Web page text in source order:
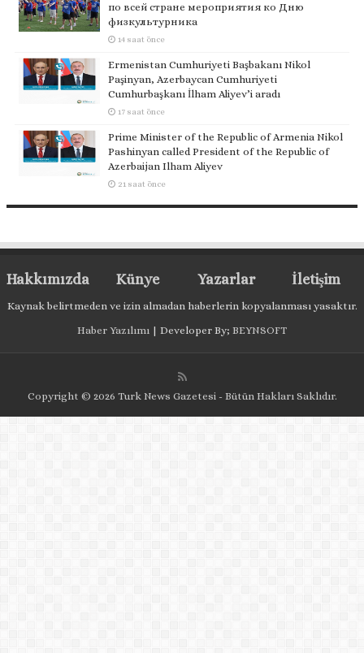
по всей стране мероприятия ко Дню
физкультурника
14 saat önce
Ermenistan Cumhuriyeti Başbakanı Nikol
Paşinyan, Azerbaycan Cumhuriyeti
Cumhurbaşkanı İlham Aliyev’i aradı
17 saat önce
Prime Minister of the Republic of Armenia Nikol
Pashinyan called President of the Republic of
Azerbaijan Ilham Aliyev
21 saat önce
Hakkımızda Künye Yazarlar İletişim
Kaynak belirtmeden ve izin almadan haberlerin kopyalanması yasaktır.
Haber Yazılımı | Developer By; BEYNSOFT
Copyright © 2026 Turk News Gazetesi - Bütün Hakları Saklıdır.